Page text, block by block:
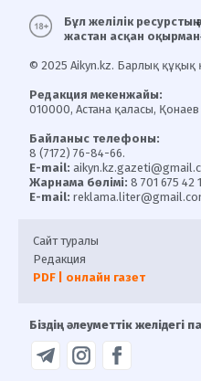
Бұл желілік ресурстың
жастан асқан
© 2025 Aikyn.kz. Барлық құқық
Редакция мекенжайы:
010000, Астана қаласы, Қонаев
Байланыс телефоны:
8 (7172) 76-84-66.
E-mail:
Жарнама бөлімі: 8 701 675 42
E-mail:
Сайт туралы
Редакция
PDF | онлайн газет
Біздің әлеуметтік желідегі